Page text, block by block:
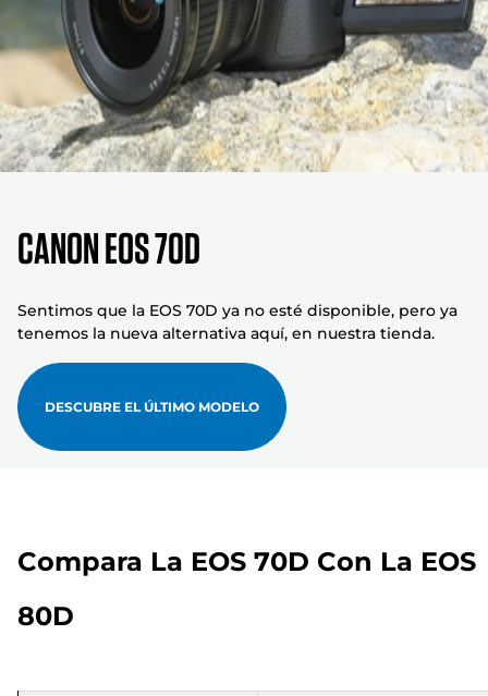
Canon EOS 70D
Sentimos que la EOS 70D ya no esté disponible, pero ya
tenemos la nueva alternativa aquí, en nuestra tienda.
DESCUBRE EL ÚLTIMO MODELO
Compara La EOS 70D Con La EOS
80D